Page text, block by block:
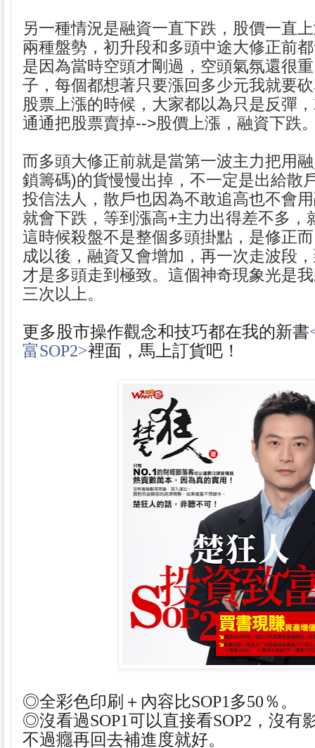
另一種情況是融資一直下跌，股價一直
兩種盤勢，初升段和多頭中途大修正前
是因為當時空頭才剛過，空頭氣氛還很
子，每個都想著只要漲回多少元我就要
股票上漲的時候，大家都以為只是反彈
通通把股票賣掉-->股價上漲，融資下跌
而多頭大修正前就是當第一波主力把用
鎖籌碼)的貨慢慢出掉，不一定是出給散
投信法人，散戶也因為不敢追高也不會
就會下跌，等到漲高+主力出得差不多，
這時候殺盤不是整個多頭掛點，是修正
成以後，融資又會增加，再一次走波段
才是多頭走到極致。這個神奇現象光是
三次以上。
更多股市操作觀念和技巧都在我的新書
富SOP2>裡面，馬上訂貨吧！
◎全彩色印刷＋內容比SOP1多50％。
◎沒看過SOP1可以直接看SOP2，沒有
不過癮再回去補進度就好。